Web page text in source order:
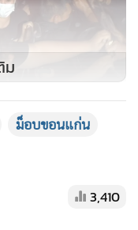
น คืนวันที่ 1 มี.ค. 64
ย 1. นายอรรถพล บัว
มือง (เซฟ) นักศึกษา
ข.) 4. นายนิติกร ค้ำชู
ม
ม็อบขอนแก่น
3,410